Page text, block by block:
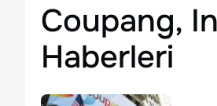
Coupang,
Haberleri